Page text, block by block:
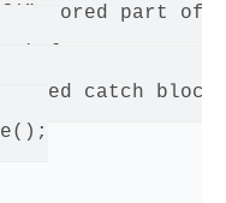
part of
catch block